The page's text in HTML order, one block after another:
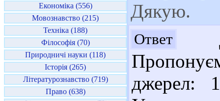
Економіка (556)
Мовознавство (215)
Техніка (188)
Філософія (70)
Природничі науки (118)
Історія (265)
Літературознавство (719)
Право (638)
Дякую.
Ответ
джерел: